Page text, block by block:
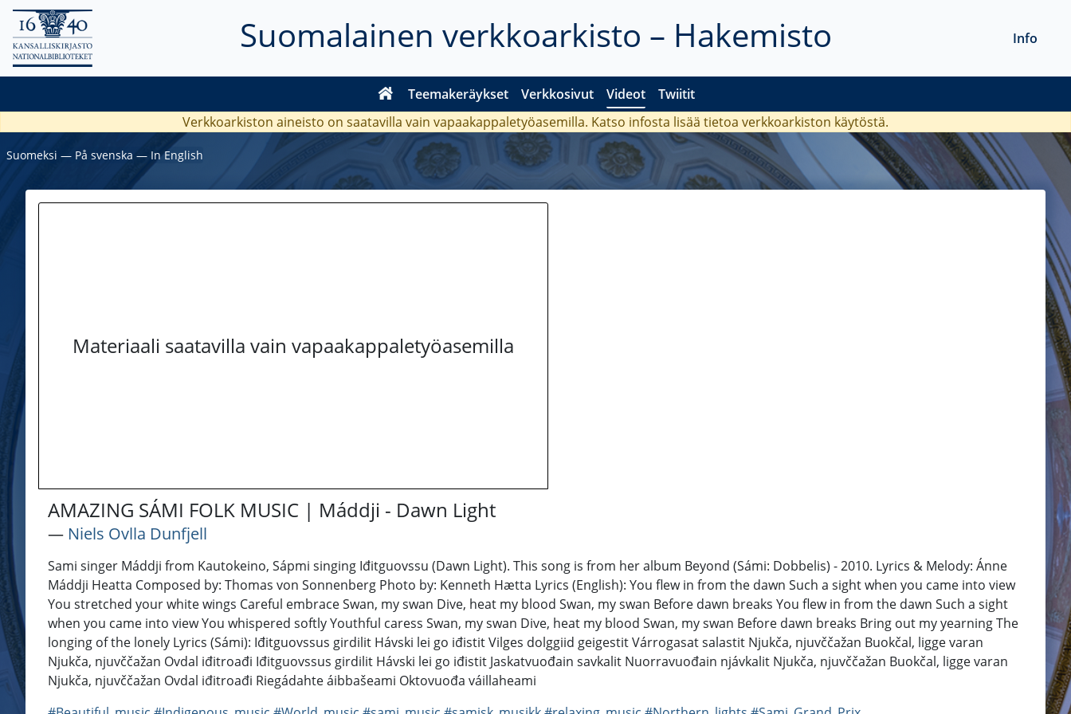
Suomalainen verkkoarkisto – Hakemisto
Teemakeräykset Verkkosivut Videot Twiitit
Info
Verkkoarkiston aineisto on saatavilla vain vapaakappaletyöasemilla. Katso infosta lisää tietoa verkkoarkiston käytöstä.
Suomeksi ― På svenska ― In English
Materiaali saatavilla vain vapaakappaletyöasemilla
AMAZING SÁMI FOLK MUSIC | Máddji - Dawn Light
― Niels Ovlla Dunfjell
Sami singer Máddji from Kautokeino, Sápmi singing Iđitguovssu (Dawn Light). This song is from her album Beyond (Sámi: Dobbelis) - 2010. Lyrics & Melody: Ánne
Máddji Heatta Composed by: Thomas von Sonnenberg Photo by: Kenneth Hætta Lyrics (English): You flew in from the dawn Such a sight when you came into view
You stretched your white wings Careful embrace Swan, my swan Dive, heat my blood Swan, my swan Before dawn breaks You flew in from the dawn Such a sight
when you came into view You whispered softly Youthful caress Swan, my swan Dive, heat my blood Swan, my swan Before dawn breaks Bring out my yearning The
longing of the lonely Lyrics (Sámi): Iđitguovssus girdilit Hávski lei go iđistit Vilges dolggiid geigestit Várrogasat salastit Njukča, njuvččažan Buokčal, ligge varan
Njukča, njuvččažan Ovdal iđitroađi Iđitguovssus girdilit Hávski lei go iđistit Jaskatvuođain savkalit Nuorravuođain njávkalit Njukča, njuvččažan Buokčal, ligge varan
Njukča, njuvččažan Ovdal iđitroađi Riegádahte áibbašeami Oktovuođa váillaheami